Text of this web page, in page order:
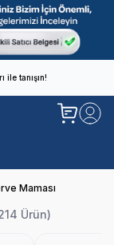
ile tanışın!
Maması
Ürün)